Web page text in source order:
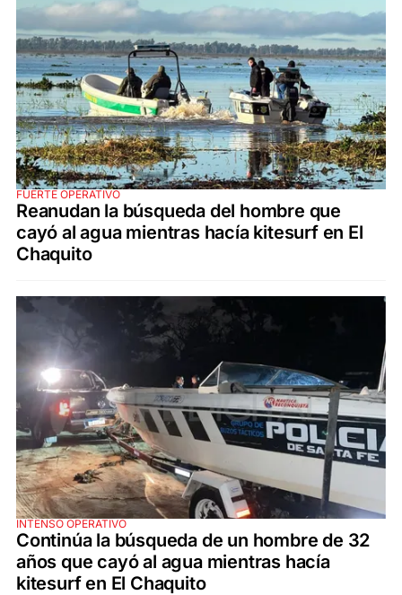
FUERTE OPERATIVO
Reanudan la búsqueda del hombre que
cayó al agua mientras hacía kitesurf en El
Chaquito
INTENSO OPERATIVO
Continúa la búsqueda de un hombre de 32
años que cayó al agua mientras hacía
kitesurf en El Chaquito